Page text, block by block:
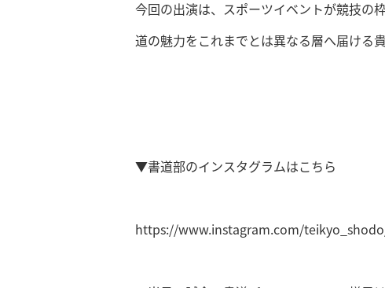
今回の出演は、スポーツイベントが競技の
道の魅力をこれまでとは異なる層へ届ける
▼書道部のインスタグラムはこちら
https://www.instagram.com/